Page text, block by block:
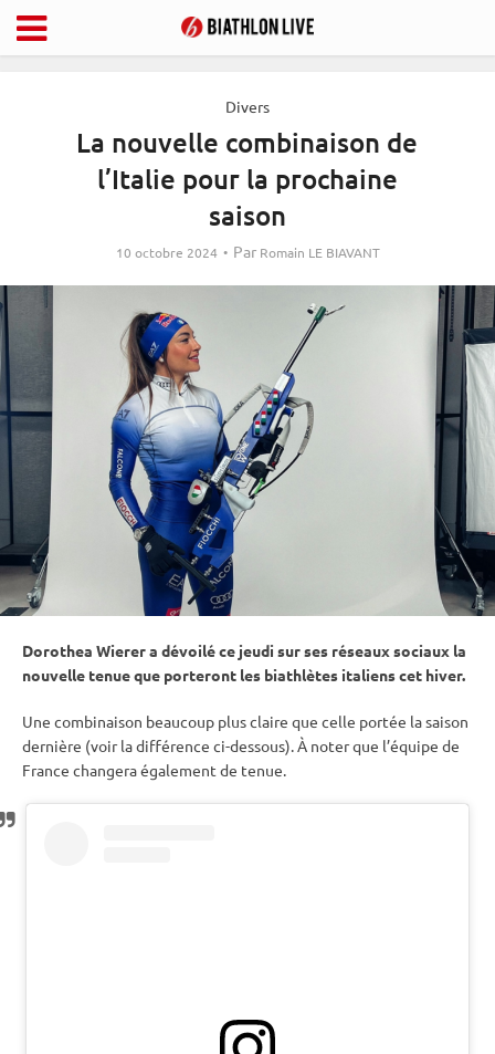
Divers
La nouvelle combinaison de
l’Italie pour la prochaine
saison
10 octobre 2024 Par Romain LE BIAVANT
Dorothea Wierer a dévoilé ce jeudi sur ses réseaux sociaux la
nouvelle tenue que porteront les biathlètes italiens cet hiver.
Une combinaison beaucoup plus claire que celle portée la saison
dernière (voir la différence ci-dessous). À noter que l’équipe de
France changera également de tenue.